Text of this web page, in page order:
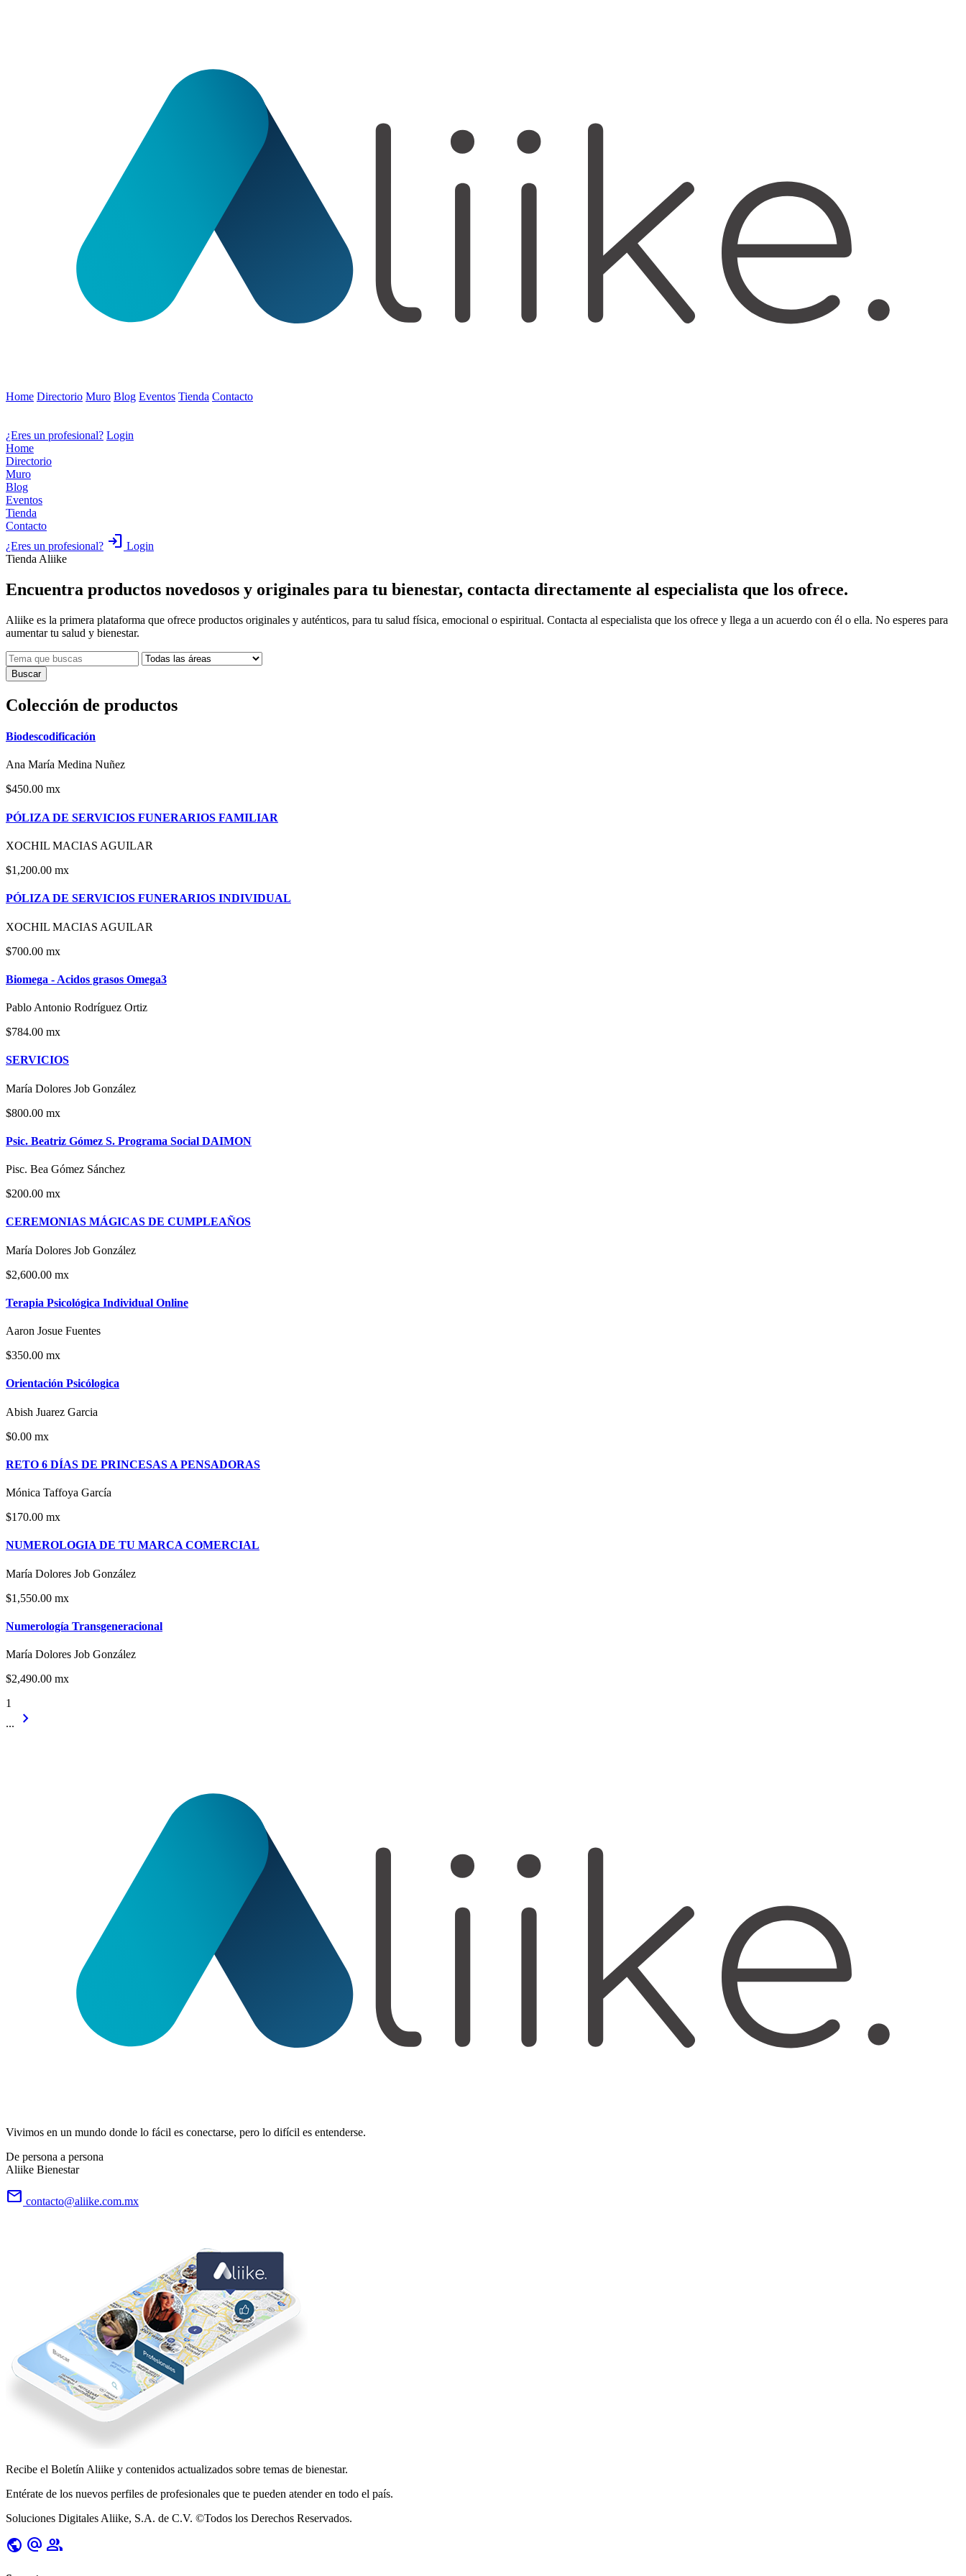
Home Directorio Muro Blog Eventos Tienda Contacto
¿Eres un profesional? Login
Home
Directorio
Muro
Blog
Eventos
Tienda
Contacto
¿Eres un profesional? login Login
Tienda Aliike
Encuentra productos novedosos y originales para tu bienestar, contacta directamente al especialista que los ofrece.
Aliike es la primera plataforma que ofrece productos originales y auténticos, para tu salud física, emocional o espiritual. Contacta al especialista que los ofrece y llega a un acuerdo con él o ella. No esperes para
aumentar tu salud y bienestar.
Buscar
Colección de productos
Biodescodificación
Ana María Medina Nuñez
$450.00 mx
PÓLIZA DE SERVICIOS FUNERARIOS FAMILIAR
XOCHIL MACIAS AGUILAR
$1,200.00 mx
PÓLIZA DE SERVICIOS FUNERARIOS INDIVIDUAL
XOCHIL MACIAS AGUILAR
$700.00 mx
Biomega - Acidos grasos Omega3
Pablo Antonio Rodríguez Ortiz
$784.00 mx
SERVICIOS
María Dolores Job González
$800.00 mx
Psic. Beatriz Gómez S. Programa Social DAIMON
Pisc. Bea Gómez Sánchez
$200.00 mx
CEREMONIAS MÁGICAS DE CUMPLEAÑOS
María Dolores Job González
$2,600.00 mx
Terapia Psicológica Individual Online
Aaron Josue Fuentes
$350.00 mx
Orientación Psicólogica
Abish Juarez Garcia
$0.00 mx
RETO 6 DÍAS DE PRINCESAS A PENSADORAS
Mónica Taffoya García
$170.00 mx
NUMEROLOGIA DE TU MARCA COMERCIAL
María Dolores Job González
$1,550.00 mx
Numerología Transgeneracional
María Dolores Job González
$2,490.00 mx
1
...
chevron_right
Vivimos en un mundo donde lo fácil es conectarse, pero lo difícil es entenderse.
De persona a persona
Aliike Bienestar
email contacto@aliike.com.mx
Recibe el BoletínAliike y contenidos actualizados sobre temas de bienestar.
Entérate de los nuevos perfiles de profesionales que te pueden atender en todo el país.
Soluciones Digitales Aliike, S.A. de C.V. ©Todos los Derechos Reservados.
public alternate_email group